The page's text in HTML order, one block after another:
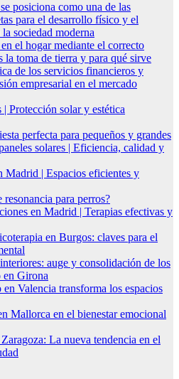
posiciona como una de las
para el desarrollo físico y el
sociedad moderna
el hogar mediante el correcto
la toma de tierra y para qué sirve
de los servicios financieros y
empresarial en el mercado
Protección solar y estética
perfecta para pequeños y grandes
solares | Eficiencia, calidad y
Madrid | Espacios eficientes y
resonancia para perros?
en Madrid | Terapias efectivas y
en Burgos: claves para el
auge y consolidación de los
en Girona
Valencia transforma los espacios
Mallorca en el bienestar emocional
La nueva tendencia en el